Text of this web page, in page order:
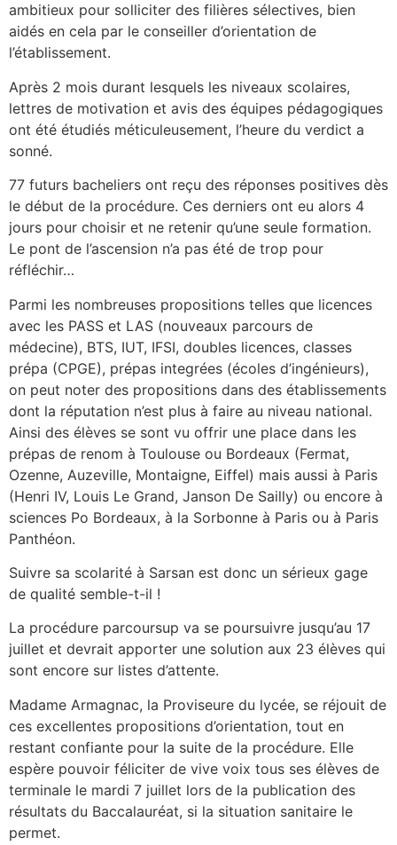
ambitieux pour solliciter des filières sélectives, bien
aidés en cela par le conseiller d’orientation de
l’établissement.
Après 2 mois durant lesquels les niveaux scolaires,
lettres de motivation et avis des équipes pédagogiques
ont été étudiés méticuleusement, l’heure du verdict a
sonné.
77 futurs bacheliers ont reçu des réponses positives dès
le début de la procédure. Ces derniers ont eu alors 4
jours pour choisir et ne retenir qu’une seule formation.
Le pont de l’ascension n’a pas été de trop pour
réfléchir…
Parmi les nombreuses propositions telles que licences
avec les PASS et LAS (nouveaux parcours de
médecine), BTS, IUT, IFSI, doubles licences, classes
prépa (CPGE), prépas integrées (écoles d’ingénieurs),
on peut noter des propositions dans des établissements
dont la réputation n’est plus à faire au niveau national.
Ainsi des élèves se sont vu offrir une place dans les
prépas de renom à Toulouse ou Bordeaux (Fermat,
Ozenne, Auzeville, Montaigne, Eiffel) mais aussi à Paris
(Henri IV, Louis Le Grand, Janson De Sailly) ou encore à
sciences Po Bordeaux, à la Sorbonne à Paris ou à Paris
Panthéon.
Suivre sa scolarité à Sarsan est donc un sérieux gage
de qualité semble-t-il !
La procédure parcoursup va se poursuivre jusqu’au 17
juillet et devrait apporter une solution aux 23 élèves qui
sont encore sur listes d’attente.
Madame Armagnac, la Proviseure du lycée, se réjouit de
ces excellentes propositions d’orientation, tout en
restant confiante pour la suite de la procédure. Elle
espère pouvoir féliciter de vive voix tous ses élèves de
terminale le mardi 7 juillet lors de la publication des
résultats du Baccalauréat, si la situation sanitaire le
permet.